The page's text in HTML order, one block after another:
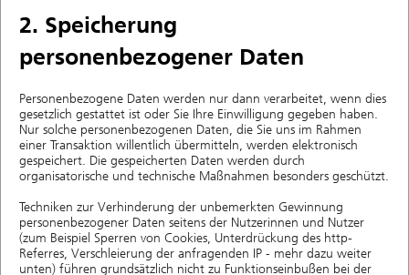
2. Speicherung
personenbezogener Daten
Personenbezogene Daten werden nur dann verarbeitet, wenn dies
gesetzlich gestattet ist oder Sie Ihre Einwilligung gegeben haben.
Nur solche personenbezogenen Daten, die Sie uns im Rahmen
einer Transaktion willentlich übermitteln, werden elektronisch
gespeichert. Die gespeicherten Daten werden durch
organisatorische und technische Maßnahmen besonders geschützt.
Techniken zur Verhinderung der unbemerkten Gewinnung
personenbezogener Daten seitens der Nutzerinnen und Nutzer
(zum Beispiel Sperren von Cookies, Unterdrückung des http-
Referres, Verschleierung der anfragenden IP - mehr dazu weiter
unten) führen grundsätzlich nicht zu Funktionseinbußen bei der